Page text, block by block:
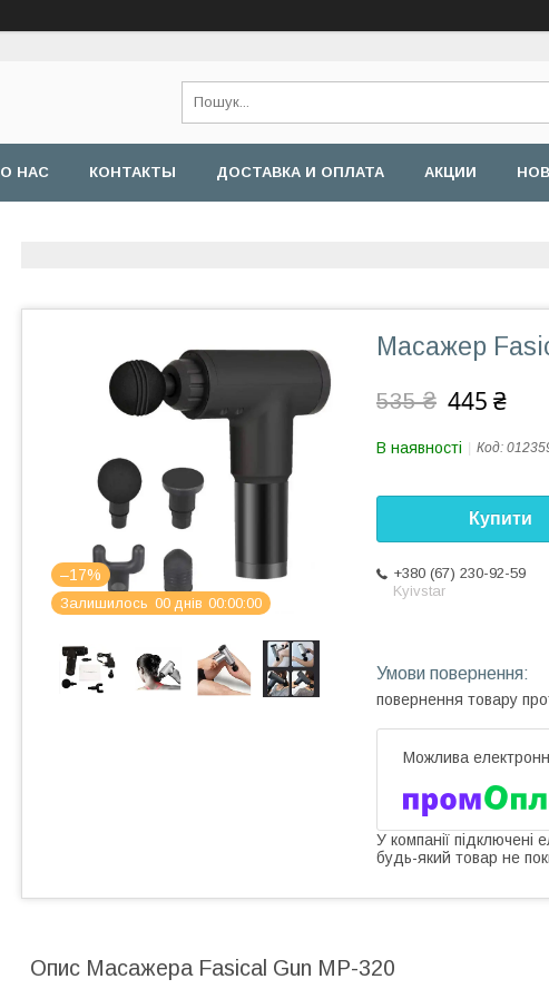
О НАС КОНТАКТЫ ДОСТАВКА И ОПЛАТА АКЦИИ
–17%
Залишилось 00 днів 00 00 00
Масажер
535 ₴ 445 ₴
В наявності Код:
Купити
+380 (67) 230-92-59
Kyivstar
повернення товару
У компанії підключені
будь-який товар не
Опис Масажера Fasical Gun MP-320